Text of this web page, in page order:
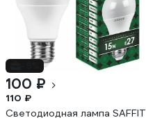
100 ₽
110 ₽
Светодиодная лампа SAFFIT